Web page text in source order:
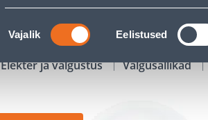
Nõusoleku
valik
Vajalik Eelistused
KAMPAANIAD
Elekter ja valgustus Valgusallikad